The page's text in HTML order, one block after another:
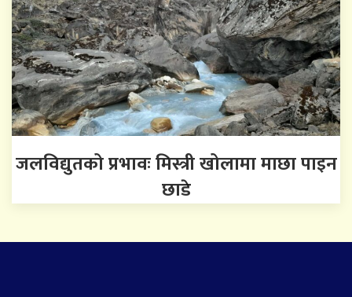
जलविद्युतको प्रभावः मिस्त्री खोलामा माछा पाइन
छाडे